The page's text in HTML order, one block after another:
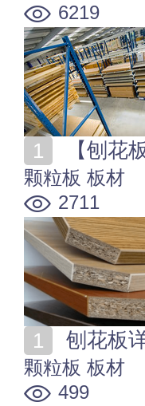
6219
【刨花
颗粒板 板材
2711
刨花板
颗粒板 板材
499